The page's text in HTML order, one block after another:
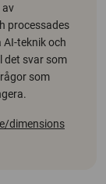
av
processades
teknik och
det svar som
som
dimensions